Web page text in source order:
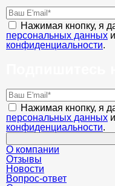
Нажимая кнопку, я
персональных данных
конфиденциальности.
Нажимая кнопку, я
персональных данных
конфиденциальности.
О компании
Отзывы
Новости
Вопрос-ответ